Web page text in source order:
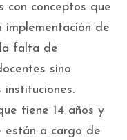
con conceptos que
implementación de
falta de
sino
tiene 14 años y
están a cargo de